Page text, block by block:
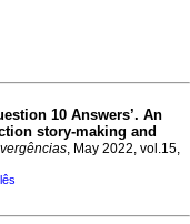
10 Answers’. An
story-making and
, May 2022, vol.15,